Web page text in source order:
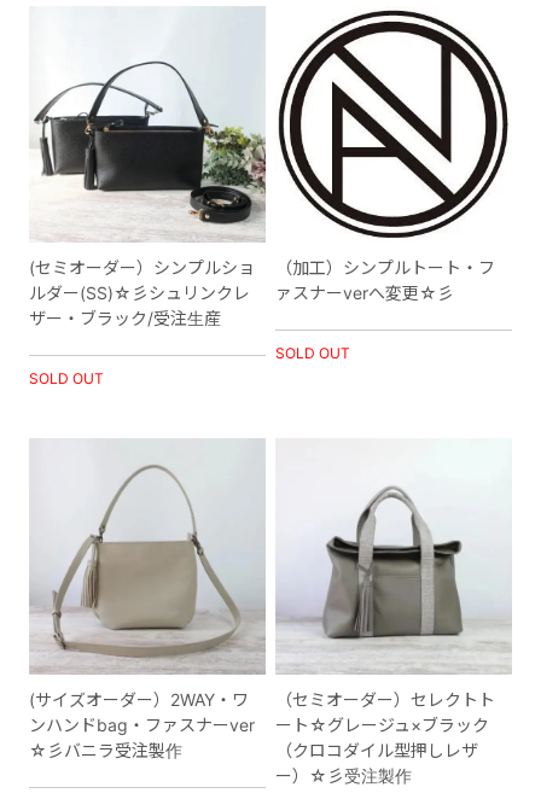
(セミオーダー）シンプルショ
ルダー(SS)☆彡シュリンクレ
ザー・ブラック/受注生産
SOLD OUT
（加工）シンプルトート・フ
ァスナーverへ変更☆彡
SOLD OUT
(サイズオーダー）2WAY・ワ
ンハンドbag・ファスナーver
☆彡バニラ受注製作
（セミオーダー）セレクトト
ート☆グレージュ×ブラック
（クロコダイル型押しレザ
ー）☆彡受注製作